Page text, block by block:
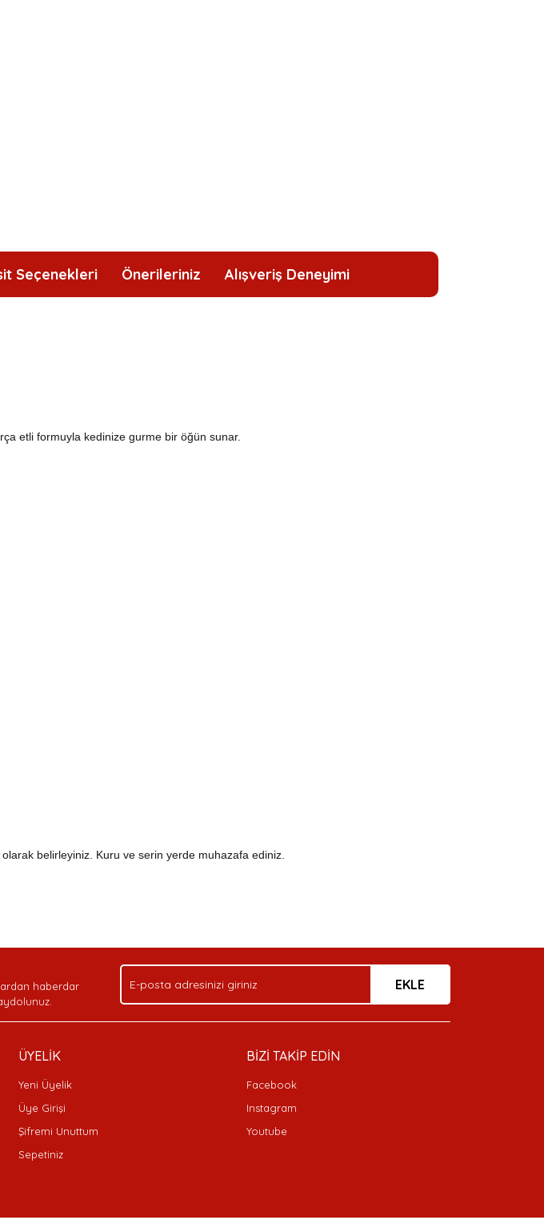
Seçenekleri Önerileriniz Alışveriş Deneyimi
etli formuyla kedinize gurme bir öğün sunar.
belirleyiniz. Kuru ve serin yerde muhazafa ediniz.
Paylaşhaberdar
EKLE
ÜYELİK
Yeni Üyelik
Üye Girişi
Şifremi Unuttum
Sepetiniz
BİZİ TAKİP EDİN
Facebook
Instagram
Youtube